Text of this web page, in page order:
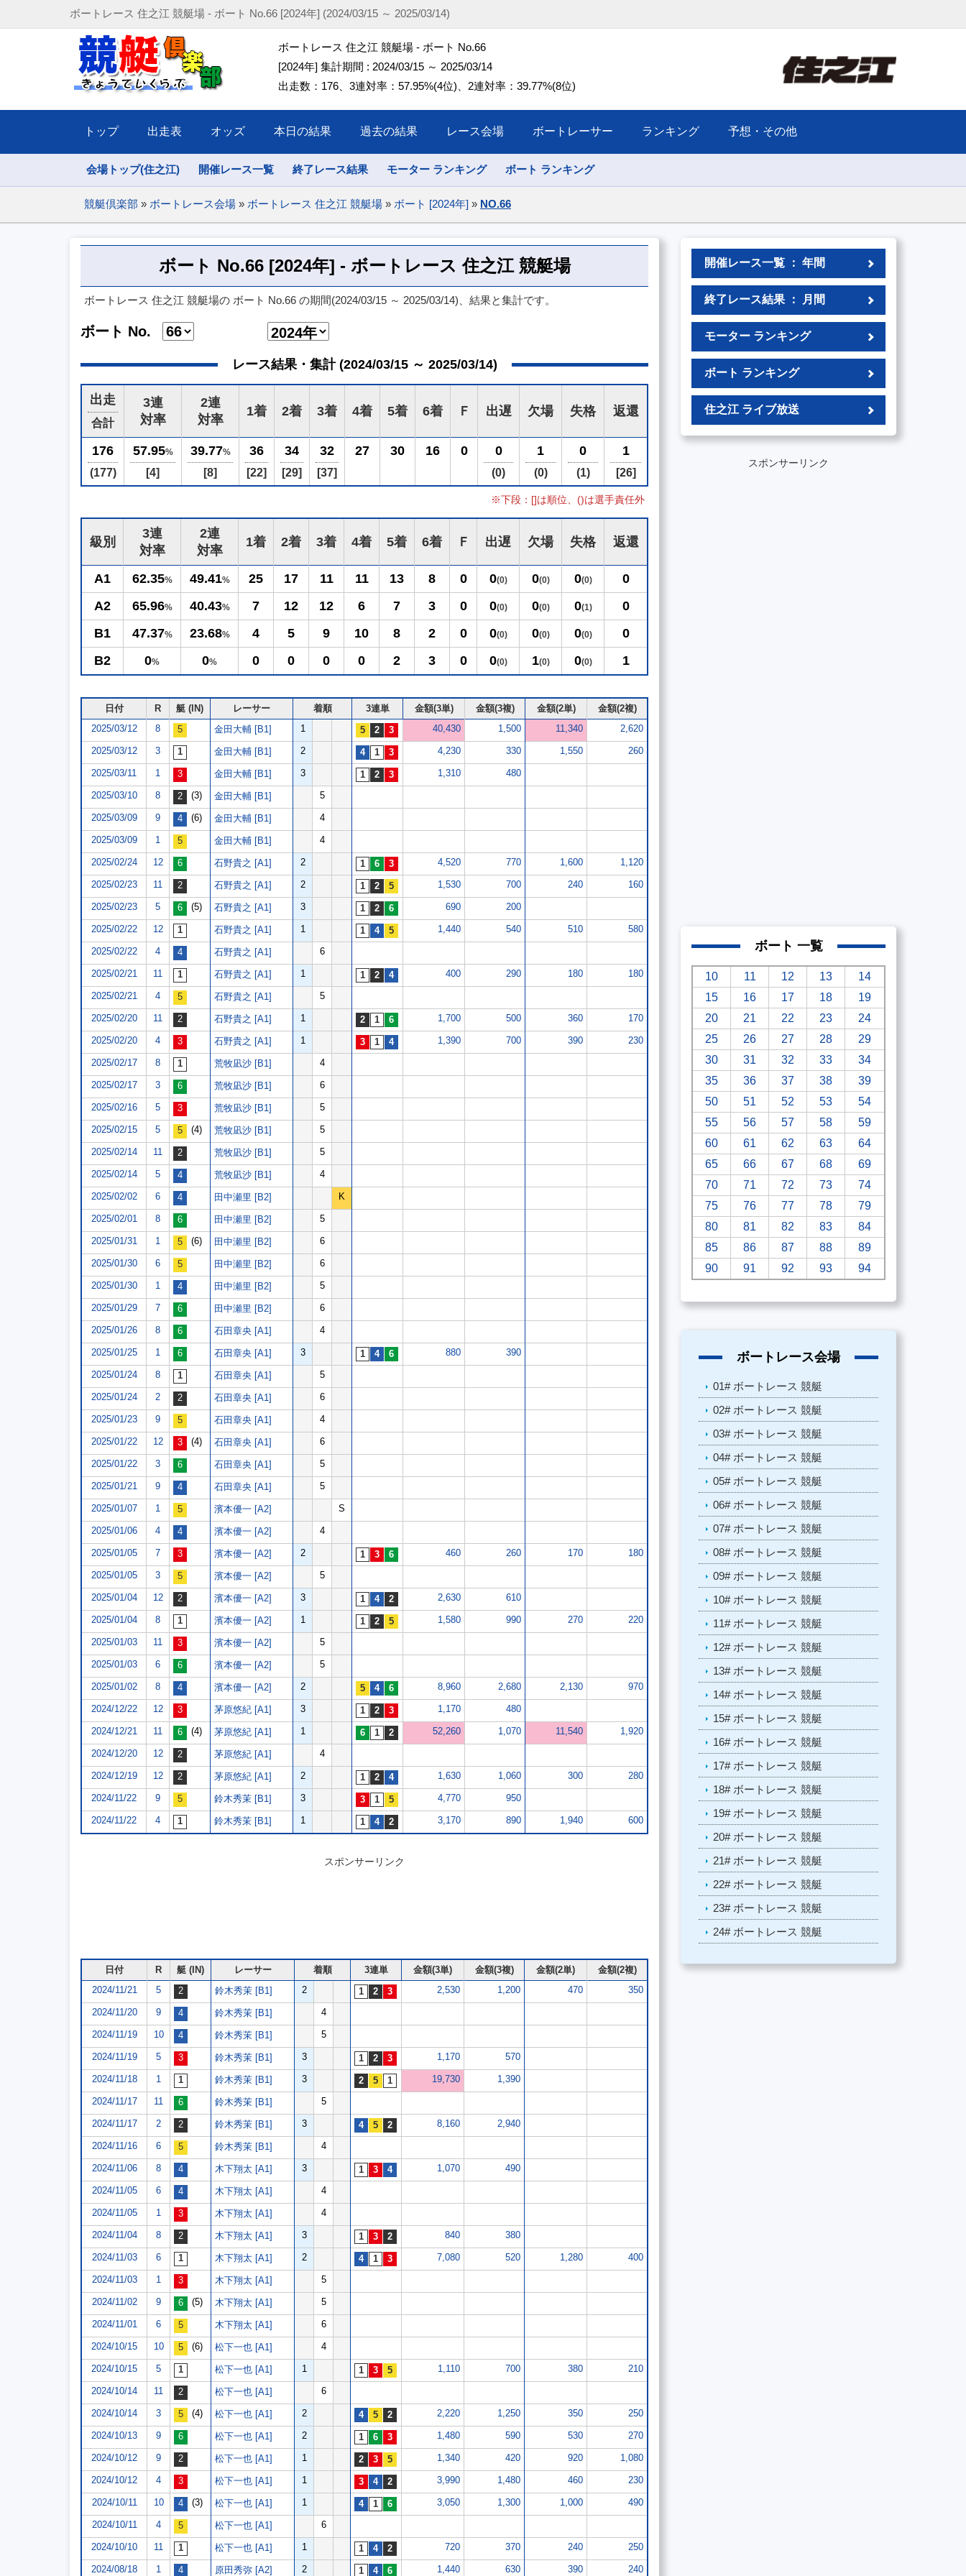
ボートレース 住之江 競艇場 - ボート No.66 [2024年] (2024/03/15 ～ 2025/03/14)
ボートレース 住之江 競艇場 - ボート No.66
[2024年] 集計期間 : 2024/03/15 ～ 2025/03/14
出走数：176、3連対率：57.95%(4位)、2連対率：39.77%(8位)
トップ 出走表 オッズ 本日の結果 過去の結果 レース会場 ボートレーサー ランキング 予想・その他
会場トップ(住之江) 開催レース一覧 終了レース結果 モーター ランキング ボート ランキング
競艇倶楽部 » ボートレース会場 » ボートレース 住之江 競艇場 » ボート [2024年] » NO.66
ボート No.66 [2024年] - ボートレース 住之江 競艇場
ボートレース 住之江 競艇場の ボート No.66 の期間(2024/03/15 ～ 2025/03/14)、結果と集計です。
ボート No.
レース結果・集計 (2024/03/15 ～ 2025/03/14)
出走
合計
3連
対率
2連
対率
1着 2着 3着 4着 5着 6着 Ｆ 出遅 欠場 失格 返還
176
(177)
57.95%
[4]
39.77%
[8]
36
[22]
34
[29]
32
[37]
27 30 16 0 0
(0)
1
(0)
0
(1)
1
[26]
※下段：[]は順位、()は選手責任外
級別
3連
対率
2連
対率
1着 2着 3着 4着 5着 6着 Ｆ 出遅 欠場 失格 返還
A1 62.35% 49.41% 25 17 11 11 13 8 0 0(0) 0(0) 0(0)
0
A2
65.96% 40.43% 7 12 12 6 7 3 0 0(0) 0(0) 0(1)
0
B1
47.37% 23.68% 4 5 9 10 8 2 0 0(0) 0(0) 0(0)
0
B2
0% 0% 0 0 0 0 2 3 0 0(0) 1(0) 0(0) 1
日付 R 艇 (IN) レーサー 着順 3連単 金額(3単) 金額(3複) 金額(2単)
金額(2複)
2025/03/12
8 金田大輔 [B1] 1 40,430 1,500 11,340 2,620
2025/03/12 3 金田大輔 [B1] 2 4,230 330 1,550 260
2025/03/11 1 金田大輔 [B1] 3 1,310 480
2025/03/10 8 (3) 金田大輔 [B1] 5
2025/03/09 9 (6) 金田大輔 [B1] 4
2025/03/09 1 金田大輔 [B1] 4
2025/02/24 12 石野貴之 [A1] 2 4,520 770 1,600 1,120
2025/02/23 11 石野貴之 [A1] 2 1,530 700 240 160
2025/02/23 5 (5) 石野貴之 [A1] 3 690 200
2025/02/22 12 石野貴之 [A1] 1 1,440 540 510 580
2025/02/22 4 石野貴之 [A1] 6
2025/02/21 11 石野貴之 [A1] 1 400 290 180 180
2025/02/21 4 石野貴之 [A1] 5
2025/02/20 11 石野貴之 [A1] 1 1,700 500 360 170
2025/02/20 4 石野貴之 [A1] 1 1,390 700 390 230
2025/02/17 8 荒牧凪沙 [B1] 4
2025/02/17 3 荒牧凪沙 [B1] 6
2025/02/16 5 荒牧凪沙 [B1] 5
2025/02/15 5 (4) 荒牧凪沙 [B1] 5
2025/02/14 11 荒牧凪沙 [B1] 5
2025/02/14 5 荒牧凪沙 [B1] 4
2025/02/02 6 田中瀬里 [B2] K
2025/02/01 8 田中瀬里 [B2] 5
2025/01/31 1 (6) 田中瀬里 [B2] 6
2025/01/30 6 田中瀬里 [B2] 6
2025/01/30 1 田中瀬里 [B2] 5
2025/01/29 7 田中瀬里 [B2] 6
2025/01/26 8 石田章央 [A1] 4
2025/01/25 1 石田章央 [A1] 3 880 390
2025/01/24 8 石田章央 [A1] 5
2025/01/24 2 石田章央 [A1] 6
2025/01/23 9 石田章央 [A1] 4
2025/01/22 12 (4) 石田章央 [A1] 6
2025/01/22 3 石田章央 [A1] 5
2025/01/21 9 石田章央 [A1] 5
2025/01/07 1 濱本優一 [A2] S
2025/01/06 4 濱本優一 [A2] 4
2025/01/05 7 濱本優一 [A2] 2 460 260 170 180
2025/01/05 3 濱本優一 [A2] 5
2025/01/04 12 濱本優一 [A2] 3 2,630 610
2025/01/04 8 濱本優一 [A2] 1 1,580 990 270 220
2025/01/03 11 濱本優一 [A2] 5
2025/01/03 6 濱本優一 [A2] 5
2025/01/02 8 濱本優一 [A2] 2 8,960 2,680 2,130 970
2024/12/22 12 茅原悠紀 [A1] 3 1,170 480
2024/12/21 11 (4) 茅原悠紀 [A1] 1 52,260 1,070 11,540 1,920
2024/12/20 12 茅原悠紀 [A1] 4
2024/12/19 12 茅原悠紀 [A1] 2 1,630 1,060 300 280
2024/11/22 9 鈴木秀茉 [B1] 3 4,770 950
2024/11/22 4 鈴木秀茉 [B1] 1 3,170 890 1,940 600
スポンサーリンク
日付 R 艇 (IN) レーサー 着順 3連単 金額(3単) 金額(3複) 金額(2単)
金額(2複)
2024/11/21
5 鈴木秀茉 [B1] 2 2,530 1,200 470 350
2024/11/20 9 鈴木秀茉 [B1] 4
2024/11/19 10 鈴木秀茉 [B1] 5
2024/11/19 5 鈴木秀茉 [B1] 3 1,170 570
2024/11/18 1 鈴木秀茉 [B1] 3 19,730 1,390
2024/11/17 11 鈴木秀茉 [B1] 5
2024/11/17 2 鈴木秀茉 [B1] 3 8,160 2,940
2024/11/16 6 鈴木秀茉 [B1] 4
2024/11/06 8 木下翔太 [A1] 3 1,070 490
2024/11/05 6 木下翔太 [A1] 4
2024/11/05 1 木下翔太 [A1] 4
2024/11/04 8 木下翔太 [A1] 3 840 380
2024/11/03 6 木下翔太 [A1] 2 7,080 520 1,280 400
2024/11/03 1 木下翔太 [A1] 5
2024/11/02 9 (5) 木下翔太 [A1] 5
2024/11/01 6 木下翔太 [A1] 6
2024/10/15 10 (6) 松下一也 [A1] 4
2024/10/15 5 松下一也 [A1] 1 1,110 700 380 210
2024/10/14 11 松下一也 [A1] 6
2024/10/14 3 (4) 松下一也 [A1] 2 2,220 1,250 350 250
2024/10/13 9 松下一也 [A1] 2 1,480 590 530 270
2024/10/12 9 松下一也 [A1] 1 1,340 420 920 1,080
2024/10/12 4 松下一也 [A1] 1 3,990 1,480 460 230
2024/10/11 10 (3) 松下一也 [A1] 1 3,050 1,300 1,000 490
2024/10/11 4 松下一也 [A1] 6
2024/10/10 11 松下一也 [A1] 1 720 370 240 250
2024/08/18 1 原田秀弥 [A2] 2 1,440 630 390 240
開催レース一覧 ： 年間
終了レース結果 ： 月間
モーター ランキング
ボート ランキング
住之江 ライブ放送
スポンサーリンク
ボート 一覧
10 11 12 13
14
15
16 17 18
19
20
21 22 23
24
25
26 27 28
29
30
31 32 33
34
35
36 37 38
39
50
51 52 53
54
55
56 57 58
59
60
61 62 63
64
65
66 67 68
69
70
71 72 73
74
75
76 77 78
79
80
81 82 83
84
85
86 87 88
89
90
91 92 93 94
ボートレース会場
01# ボートレース 競艇
02# ボートレース 競艇
03# ボートレース 競艇
04# ボートレース 競艇
05# ボートレース 競艇
06# ボートレース 競艇
07# ボートレース 競艇
08# ボートレース 競艇
09# ボートレース 競艇
10# ボートレース 競艇
11# ボートレース 競艇
12# ボートレース 競艇
13# ボートレース 競艇
14# ボートレース 競艇
15# ボートレース 競艇
16# ボートレース 競艇
17# ボートレース 競艇
18# ボートレース 競艇
19# ボートレース 競艇
20# ボートレース 競艇
21# ボートレース 競艇
22# ボートレース 競艇
23# ボートレース 競艇
24# ボートレース 競艇